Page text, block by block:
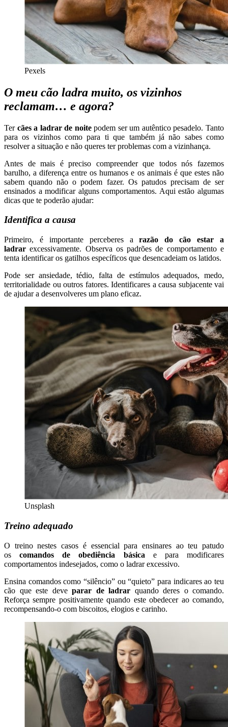
Pexels
O meu cão ladra muito, os vizinhos
reclamam… e agora?
Ter cães a ladrar de noitepodem ser um autêntico pesadelo. Tanto
para os vizinhos como para ti que também já não sabes como
resolver a situação e não queres ter problemas com a vizinhança.
Antes de mais é preciso compreender que todos nós fazemos
barulho, a diferença entre os humanos e os animais é que estes não
sabem quando não o podem fazer. Os patudos precisam de ser
ensinados a modificar alguns comportamentos. Aqui estão algumas
dicas que te poderão ajudar:
Identifica a causa
Primeiro, é importante perceberes arazão do cão estar a
ladrar excessivamente. Observa os padrões de comportamento e
tenta identificar os gatilhos específicos que desencadeiam os latidos.
Pode ser ansiedade, tédio, falta de estímulos adequados, medo,
territorialidade ou outros fatores. Identificares a causa subjacente vai
de ajudar a desenvolveres um plano eficaz.
Unsplash
Treino adequado
O treino nestes casos é essencial para ensinares ao teu patudo
oscomandos de obediência básica e para modificares
comportamentos indesejados, como o ladrar excessivo.
Ensina comandos como “silêncio” ou “quieto” para indicares ao teu
cão que este deve parar de ladrar quando deres o comando.
Reforça sempre positivamente quando este obedecer ao comando,
recompensando-o com biscoitos, elogios e carinho.